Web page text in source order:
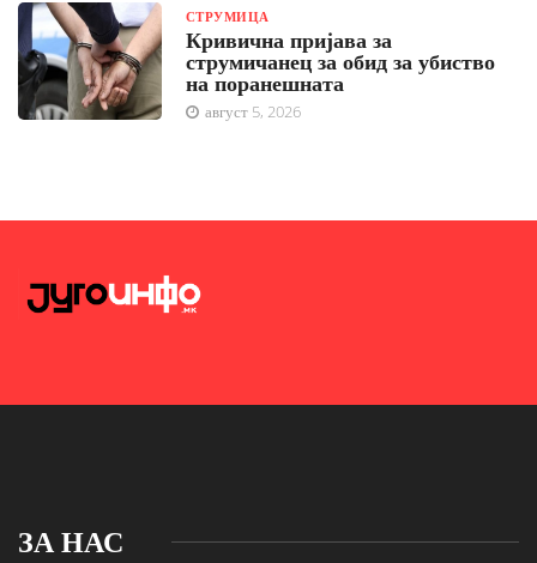
СТРУМИЦА
Кривична пријава за
струмичанец за обид за убиство
на поранешната
август 5, 2026
ЗА НАС